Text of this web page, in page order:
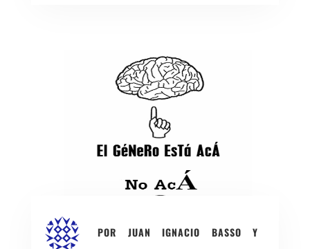
POR JUAN IGNACIO BASSO Y